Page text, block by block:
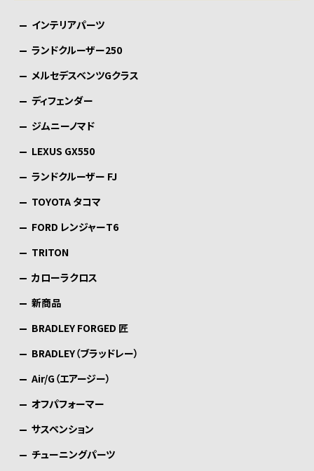
送
り
インテリアパーツ
ランドクルーザー250
メルセデスベンツGクラス
ディフェンダー
ジムニーノマド
LEXUS GX550
ランドクルーザー FJ
TOYOTA タコマ
FORD レンジャーT6
TRITON
カローラクロス
新商品
BRADLEY FORGED 匠
BRADLEY（ブラッドレー）
Air/G（エアージー）
オフパフォーマー
サスペンション
チューニングパーツ